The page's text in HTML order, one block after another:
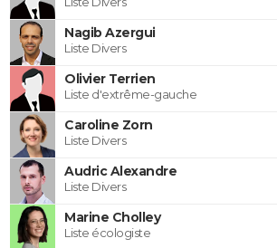
Nagib Azergui
Liste Divers
Olivier Terrien
Liste d'extrême-gauche
Caroline Zorn
Liste Divers
Audric Alexandre
Liste Divers
Marine Cholley
Liste écologiste